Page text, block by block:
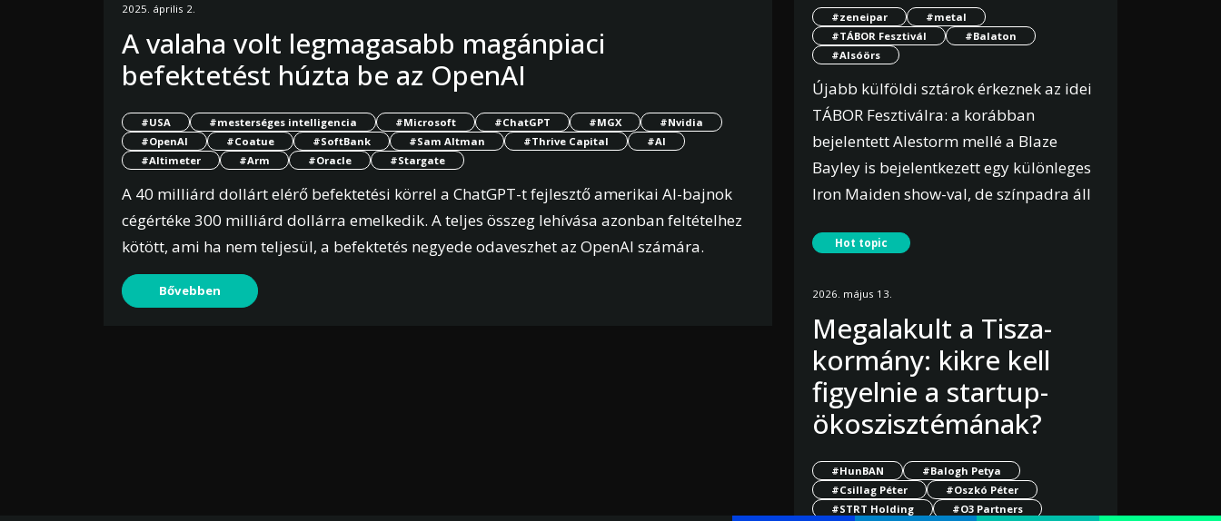
2025. április 2.
A valaha volt legmagasabb magánpiaci
befektetést húzta be az OpenAI
#USA #mesterséges intelligencia #Microsoft #ChatGPT #MGX
#Nvidia
#OpenAI
#Coatue #SoftBank #Sam Altman #Thrive Capital
#AI
#Altimeter
#Arm #Oracle #Stargate
A 40 milliárd dollárt elérő befektetési körrel a ChatGPT-t fejlesztő amerikai AI-bajnok
cégértéke 300 milliárd dollárra emelkedik. A teljes összeg lehívása azonban feltételhez
kötött, ami ha nem teljesül, a befektetés negyede odaveszhet az OpenAI számára.
Bővebben
#zeneipar
#metal
#TÁBOR Fesztivál
#Balaton
#Alsóörs
Újabb külföldi sztárok érkeznek az idei
TÁBOR Fesztiválra: a korábban
bejelentett Alestorm mellé a Blaze
Bayley is bejelentkezett egy különleges
Iron Maiden show-val, de színpadra áll
Black Sabbath, Rainbow és Ozzy
legnagyobb, Balaton-parti rock
házibulijára számos hazai rock és
metal zenekar is visszaigazolta az
érkezését.
Bővebben
Hot topic
2026. május 13.
Megalakult a Tisza-
kormány: kikre kell
figyelnie a startup-
ökoszisztémának?
#HunBAN
#Balogh Petya
#Csillag Péter
#Oszkó Péter
#STRT Holding
#O3 Partners